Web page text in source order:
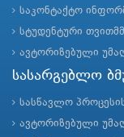
საკონტაქტო
სტუდენტური
ავტორიზებული
სასარგებლო
სასწავლო
ავტორიზებული